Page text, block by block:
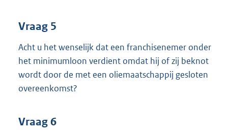
Vraag 5
Acht u het wenselijk dat een franchisenemer onder
het minimumloon verdient omdat hij of zij beknot
wordt door de met een oliemaatschappij gesloten
overeenkomst?
Vraag 6